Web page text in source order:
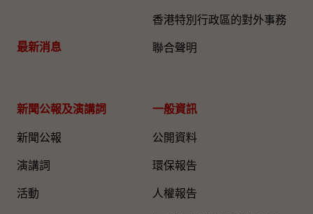
最新消息
香港特別行政區的對外事務
聯合聲明
新聞公報及演講詞
新聞公報
演講詞
活動
一般資訊​
公開資料
環保報告
人權報告